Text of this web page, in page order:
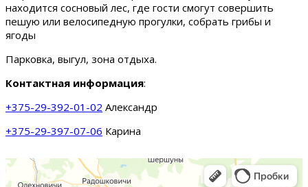
находится сосновый лес, где гости смогут совершить
пешую или велосипедную прогулки, собрать грибы и
ягоды
Парковка, выгул, зона отдыха.
Контактная информация:
+375-29-392-01-02 Александр
+375-29-397-07-06 Карина